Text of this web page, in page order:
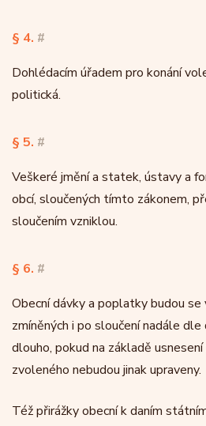
§ 4. #
Dohlédacím úřadem pro konání
politická.
§ 5. #
Veškeré jmění a statek, ústavy a
obcí, sloučených tímto zákonem,
sloučením vzniklou.
§ 6. #
Obecní dávky a poplatky budou se
zmíněných i po sloučení nadále
dlouho, pokud na základě
zvoleného nebudou jinak upraveny.
Též přirážky obecní k daním